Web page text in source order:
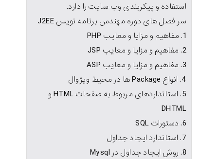
استفاده و پیکربندی وب سایت را دارد.
سر فصل های دوره مهندس برنامه نویس J2EE
1. مفاهيم و مزايا و معايب PHP
2. مفاهيم و مزايا و معايب JSP
3. مفاهيم و مزايا و معايب ASP
4. انواع Package ها در محيط ويژوال
5. استانداردهای مربوط به صفحات HTML و
DHTML
6. دستورات SQL
7. استاندارد ايجاد جداول
8. روش ايجاد جداول در Mysql